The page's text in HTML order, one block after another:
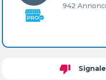
942
thumb_down